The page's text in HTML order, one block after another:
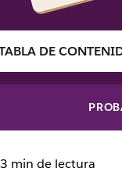
DE
3 min de lectura